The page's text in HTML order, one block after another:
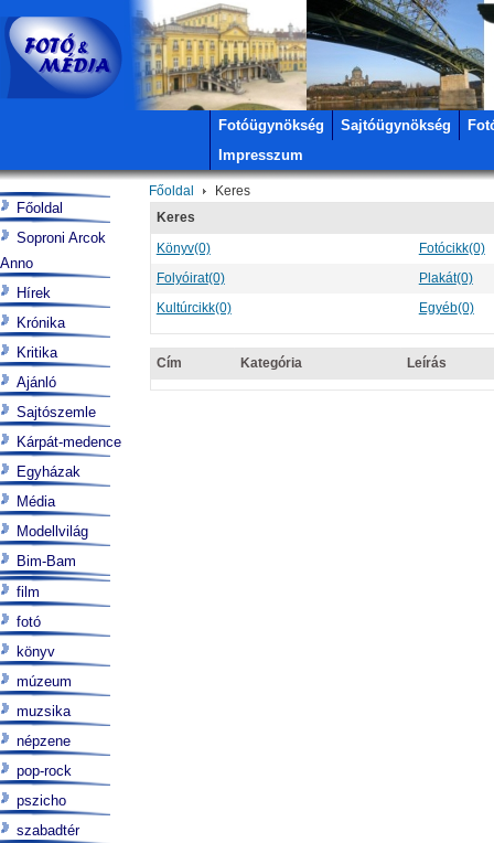
Fotóügynökség Sajtóügynökség
Impresszum
Főoldal
Keres
Keres
Könyv(0) Fotócikk(0)
Folyóirat(0) Plakát(0)
Kultúrcikk(0) Egyéb(0)
Cím Kategória Leírás
Főoldal
Soproni Arcok
Anno
Hírek
Krónika
Kritika
Ajánló
Sajtószemle
Kárpát-medence
Egyházak
Média
Modellvilág
Bim-Bam
film
fotó
könyv
múzeum
muzsika
népzene
pop-rock
pszicho
szabadtér